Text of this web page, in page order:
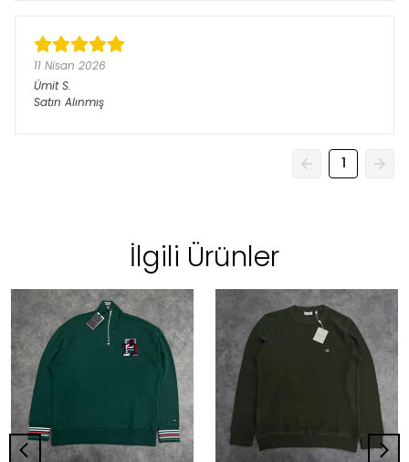
11 Nisan 2026
Ümit S.
Satın Alınmış
1
İlgili Ürünler